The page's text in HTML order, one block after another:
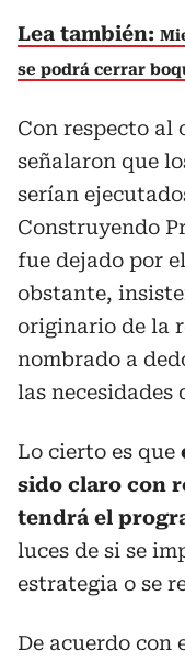
Lea también:
se podrá cerrar
Con respecto al
señalaron que
serían
Construyendo
fue dejado por
obstante,
originario de la
nombrado a
las
Lo cierto es que
sido claro con
tendrá el
luces de si se
estrategia o se
De acuerdo con